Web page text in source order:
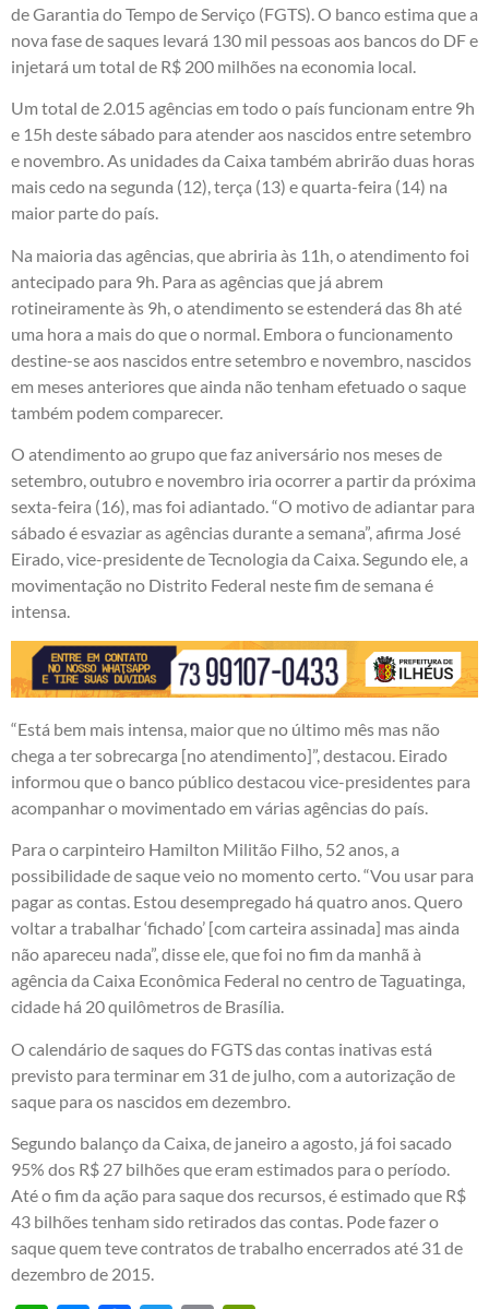
de Garantia do Tempo de Serviço (FGTS). O banco estima que a
nova fase de saques levará 130 mil pessoas aos bancos do DF e
injetará um total de R$ 200 milhões na economia local.
Um total de 2.015 agências em todo o país funcionam entre 9h
e 15h deste sábado para atender aos nascidos entre setembro
e novembro. As unidades da Caixa também abrirão duas horas
mais cedo na segunda (12), terça (13) e quarta-feira (14) na
maior parte do país.
Na maioria das agências, que abriria às 11h, o atendimento foi
antecipado para 9h. Para as agências que já abrem
rotineiramente às 9h, o atendimento se estenderá das 8h até
uma hora a mais do que o normal. Embora o funcionamento
destine-se aos nascidos entre setembro e novembro, nascidos
em meses anteriores que ainda não tenham efetuado o saque
também podem comparecer.
O atendimento ao grupo que faz aniversário nos meses de
setembro, outubro e novembro iria ocorrer a partir da próxima
sexta-feira (16), mas foi adiantado. “O motivo de adiantar para
sábado é esvaziar as agências durante a semana”, afirma José
Eirado, vice-presidente de Tecnologia da Caixa. Segundo ele, a
movimentação no Distrito Federal neste fim de semana é
intensa.
“Está bem mais intensa, maior que no último mês mas não
chega a ter sobrecarga [no atendimento]”, destacou. Eirado
informou que o banco público destacou vice-presidentes para
acompanhar o movimentado em várias agências do país.
Para o carpinteiro Hamilton Militão Filho, 52 anos, a
possibilidade de saque veio no momento certo. “Vou usar para
pagar as contas. Estou desempregado há quatro anos. Quero
voltar a trabalhar ‘fichado’ [com carteira assinada] mas ainda
não apareceu nada”, disse ele, que foi no fim da manhã à
agência da Caixa Econômica Federal no centro de Taguatinga,
cidade há 20 quilômetros de Brasília.
O calendário de saques do FGTS das contas inativas está
previsto para terminar em 31 de julho, com a autorização de
saque para os nascidos em dezembro.
Segundo balanço da Caixa, de janeiro a agosto, já foi sacado
95% dos R$ 27 bilhões que eram estimados para o período.
Até o fim da ação para saque dos recursos, é estimado que R$
43 bilhões tenham sido retirados das contas. Pode fazer o
saque quem teve contratos de trabalho encerrados até 31 de
dezembro de 2015.